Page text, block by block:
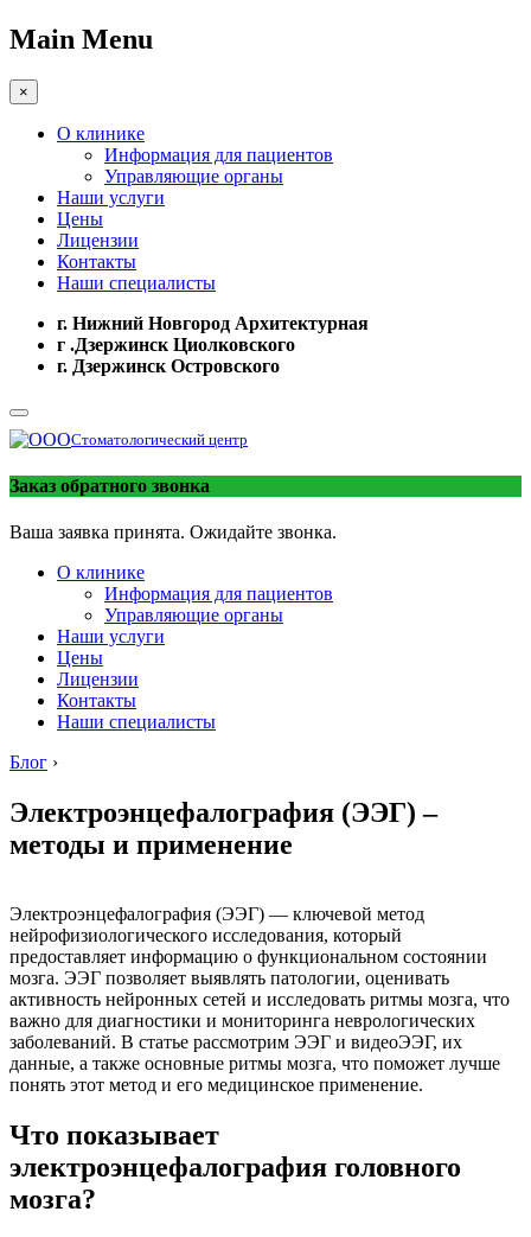
Main Menu
×
О клинике
Информация для пациентов
Управляющие органы
Наши услуги
Цены
Лицензии
Контакты
Наши специалисты
г. Нижний Новгород Архитектурная
г .Дзержинск Циолковского
г. Дзержинск Островского
Стоматологический центр
Заказ обратного звонка
Ваша заявка принята. Ожидайте звонка.
О клинике
Информация для пациентов
Управляющие органы
Наши услуги
Цены
Лицензии
Контакты
Наши специалисты
Блог ›
Электроэнцефалография (ЭЭГ) –
методы и применение
Электроэнцефалография (ЭЭГ) — ключевой метод
нейрофизиологического исследования, который
предоставляет информацию о функциональном состоянии
мозга. ЭЭГ позволяет выявлять патологии, оценивать
активность нейронных сетей и исследовать ритмы мозга, что
важно для диагностики и мониторинга неврологических
заболеваний. В статье рассмотрим ЭЭГ и видеоЭЭГ, их
данные, а также основные ритмы мозга, что поможет лучше
понять этот метод и его медицинское применение.
Что показывает
электроэнцефалография головного
мозга?